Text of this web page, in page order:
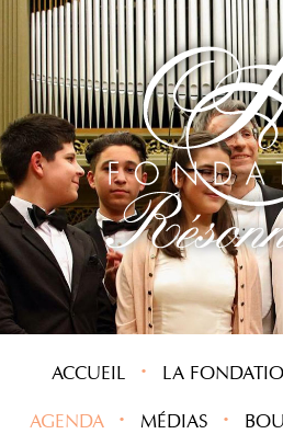
ACCUEIL LA
AGENDA MÉDIAS